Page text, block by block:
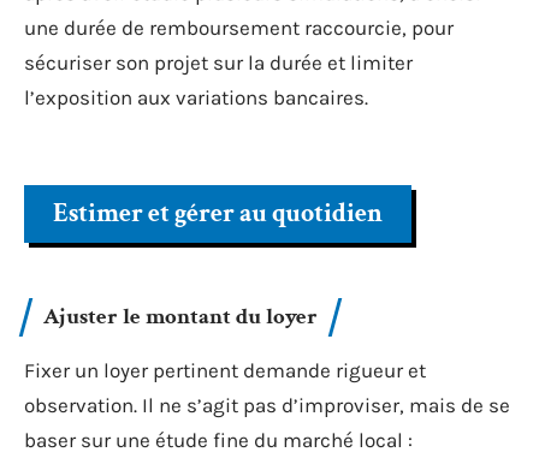
une durée de remboursement raccourcie, pour
sécuriser son projet sur la durée et limiter
l’exposition aux variations bancaires.
Estimer et gérer au quotidien
Ajuster le montant du loyer
Fixer un loyer pertinent demande rigueur et
observation. Il ne s’agit pas d’improviser, mais de se
baser sur une étude fine du marché local :